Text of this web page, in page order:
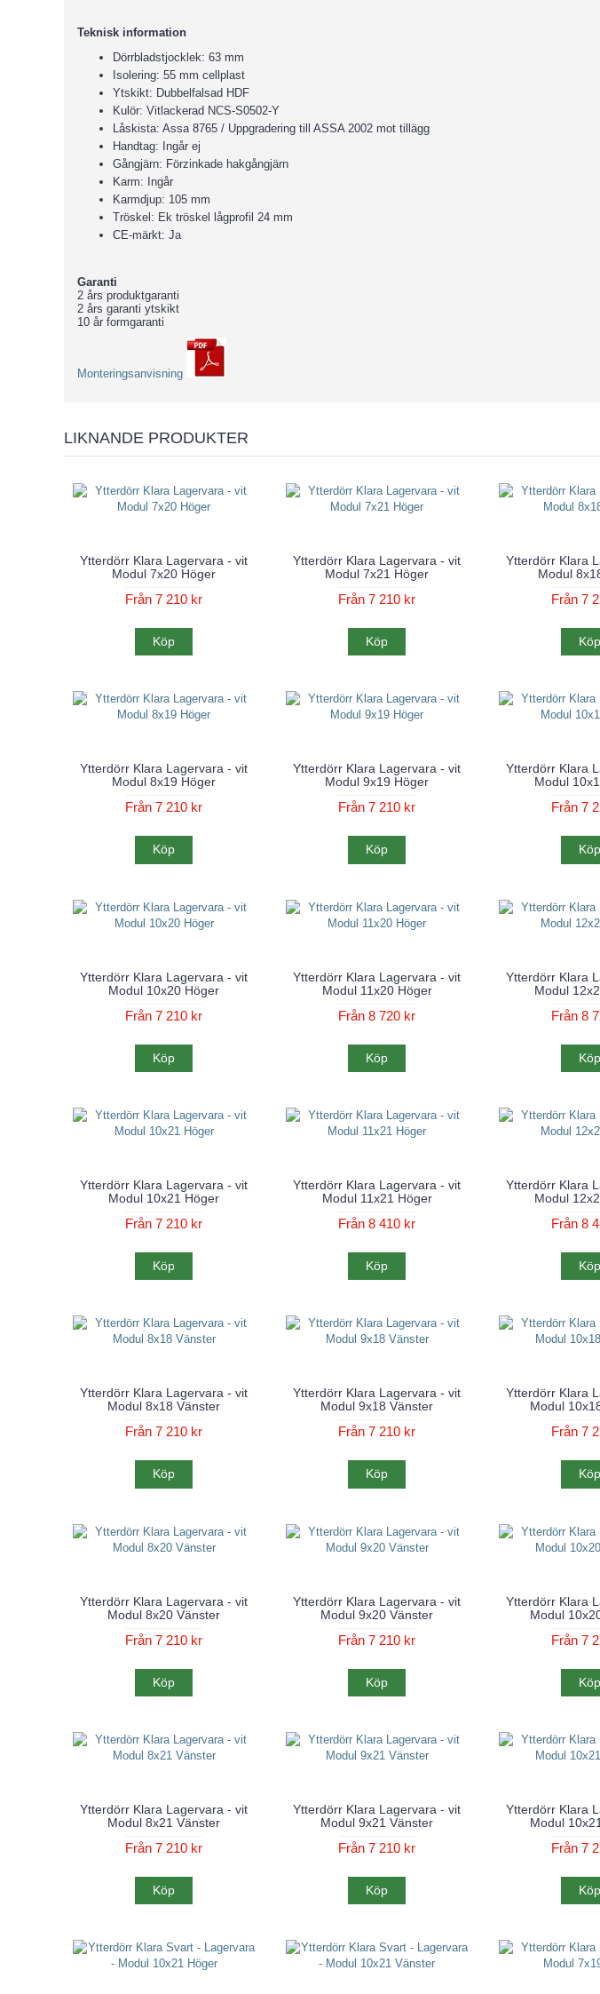
Teknisk information
Dörrbladstjocklek: 63 mm
Isolering: 55 mm cellplast
Ytskikt: Dubbelfalsad HDF
Kulör: Vitlackerad NCS-S0502-Y
Låskista: Assa 8765 / Uppgradering till ASSA 2002 mot tillägg
Handtag: Ingår ej
Gångjärn: Förzinkade hakgångjärn
Karm: Ingår
Karmdjup: 105 mm
Tröskel: Ek tröskel lågprofil 24 mm
CE-märkt: Ja
Garanti
2 års produktgaranti
2 års garanti ytskikt
10 år formgaranti
Monteringsanvisning
LIKNANDE PRODUKTER
Ytterdörr Klara Lagervara - vit
Modul 7x20 Höger
Från 7 210 kr
Köp
Ytterdörr Klara Lagervara - vit
Modul 7x21 Höger
Från 7 210 kr
Köp
Ytterdörr Klara
Modul
Från 7
Köp
Ytterdörr Klara Lagervara - vit
Modul 8x19 Höger
Från 7 210 kr
Köp
Ytterdörr Klara Lagervara - vit
Modul 9x19 Höger
Från 7 210 kr
Köp
Ytterdörr Klara
Modul
Från 7
Köp
Ytterdörr Klara Lagervara - vit
Modul 10x20 Höger
Från 7 210 kr
Köp
Ytterdörr Klara Lagervara - vit
Modul 11x20 Höger
Från 8 720 kr
Köp
Ytterdörr Klara
Modul
Från 8
Köp
Ytterdörr Klara Lagervara - vit
Modul 10x21 Höger
Från 7 210 kr
Köp
Ytterdörr Klara Lagervara - vit
Modul 11x21 Höger
Från 8 410 kr
Köp
Ytterdörr Klara
Modul
Från 8
Köp
Ytterdörr Klara Lagervara - vit
Modul 8x18 Vänster
Från 7 210 kr
Köp
Ytterdörr Klara Lagervara - vit
Modul 9x18 Vänster
Från 7 210 kr
Köp
Ytterdörr Klara
Modul
Från 7
Köp
Ytterdörr Klara Lagervara - vit
Modul 8x20 Vänster
Från 7 210 kr
Köp
Ytterdörr Klara Lagervara - vit
Modul 9x20 Vänster
Från 7 210 kr
Köp
Ytterdörr Klara
Modul
Från 7
Köp
Ytterdörr Klara Lagervara - vit
Modul 8x21 Vänster
Från 7 210 kr
Köp
Ytterdörr Klara Lagervara - vit
Modul 9x21 Vänster
Från 7 210 kr
Köp
Ytterdörr Klara
Modul
Från 7
Köp